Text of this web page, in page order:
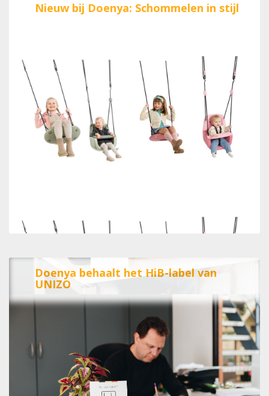
Nieuw bij Doenya: Schommelen in stijl
Doenya behaalt het HiB-label van
UNIZO